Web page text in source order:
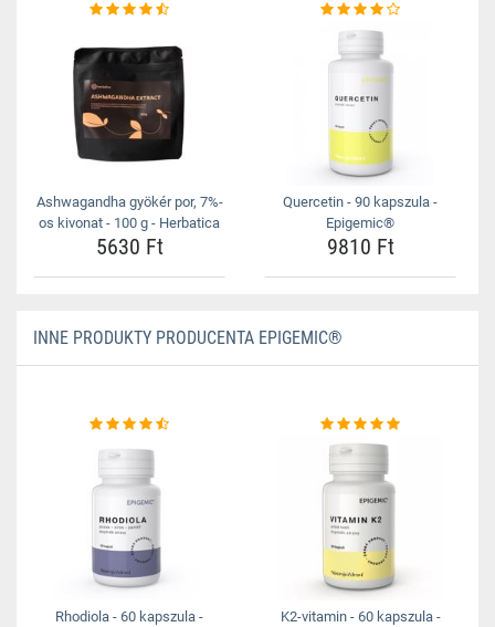
Ashwagandha gyökér por, 7%-
os kivonat - 100 g - Herbatica
5630 Ft
Quercetin - 90 kapszula -
Epigemic®
9810 Ft
INNE PRODUKTY PRODUCENTA EPIGEMIC®
Rhodiola - 60 kapszula -
K2-vitamin - 60 kapszula -